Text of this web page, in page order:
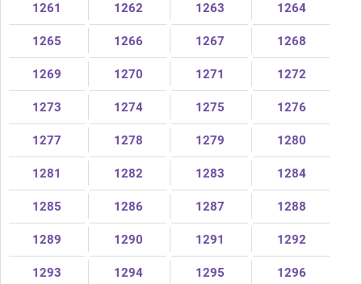
1261 1262 1263 1264
1265 1266 1267 1268
1269 1270 1271 1272
1273 1274 1275 1276
1277 1278 1279 1280
1281 1282 1283 1284
1285 1286 1287 1288
1289 1290 1291 1292
1293 1294 1295 1296